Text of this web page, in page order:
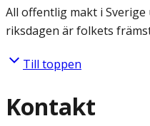
All offentlig makt i
riksdagen är folkets
Till toppen
Kontakt